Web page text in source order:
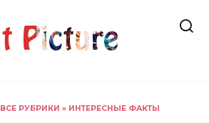
ВСЕ РУБРИКИ » ИНТЕРЕСНЫЕ ФАКТЫ